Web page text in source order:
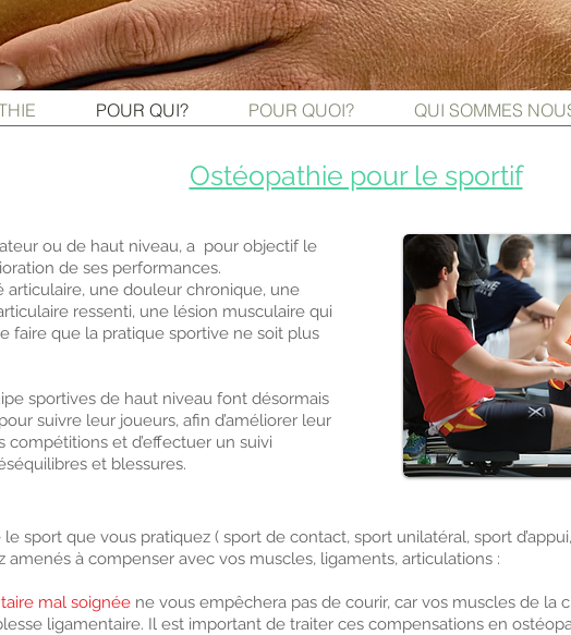
POUR QUI? POUR QUOI? QUI SOMMES
Ostéopathie pour le sportif
ou de haut niveau, a pour objectif le
de ses performances.
articulaire, une douleur chronique, une
ressenti, une lésion musculaire qui
faire que la pratique sportive ne soit plus
sportives de haut niveau font désormais
suivre leur joueurs, afin d’améliorer leur
compétitions et d’effectuer un suivi
et blessures.
sport que vous pratiquez ( sport de contact, sport unilatéral, sport
amenés à compenser avec vos muscles, ligaments, articulations :
mal soignée ne vous empêchera pas de courir, car vos muscles de la
ligamentaire. Il est important de traiter ces compensations en